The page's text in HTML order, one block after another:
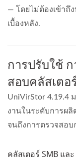
— โดยไม่ต้องเข้าถึ
เบื้องหลัง.
การปรับใช้
สอบคลัสเตอ
UniVirStor
งานในระดับการผลิ
จนถึงการตรวจสอบ
คลัสเตอร์ SMB แล